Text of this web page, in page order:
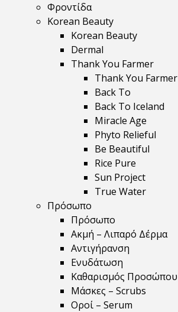
Φροντίδα
Korean Beauty
Korean Beauty
Dermal
Thank You Farmer
Thank You Farmer
Back To
Back To Iceland
Miracle Age
Phyto Relieful
Be Beautiful
Rice Pure
Sun Project
True Water
Πρόσωπο
Πρόσωπο
Ακμή – Λιπαρό Δέρμα
Αντιγήρανση
Ενυδάτωση
Καθαρισμός Προσώπου
Μάσκες – Scrubs
Οροί – Serum